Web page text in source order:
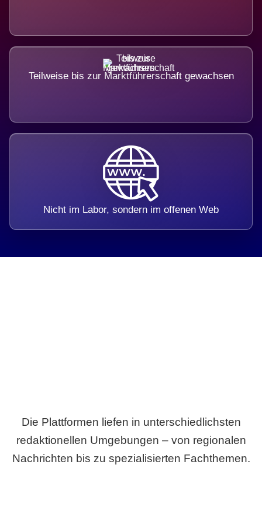
Teilweise bis zur Marktführerschaft gewachsen
Nicht im Labor, sondern im offenen Web
Die Plattformen liefen in unterschiedlichsten
redaktionellen Umgebungen – von regionalen
Nachrichten bis zu spezialisierten Fachthemen.